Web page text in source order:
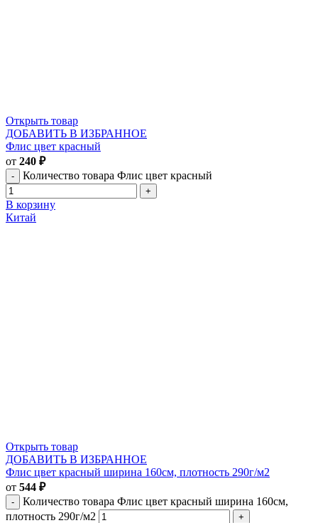
Открыть товар
ДОБАВИТЬ В ИЗБРАННОЕ
Флис цвет красный
от 240 ₽
Количество товара Флис цвет красный
В корзину
Китай
Открыть товар
ДОБАВИТЬ В ИЗБРАННОЕ
Флис цвет красный ширина 160см, плотность 290г/м2
от 544 ₽
Количество товара Флис цвет красный ширина 160см,
плотность 290г/м2